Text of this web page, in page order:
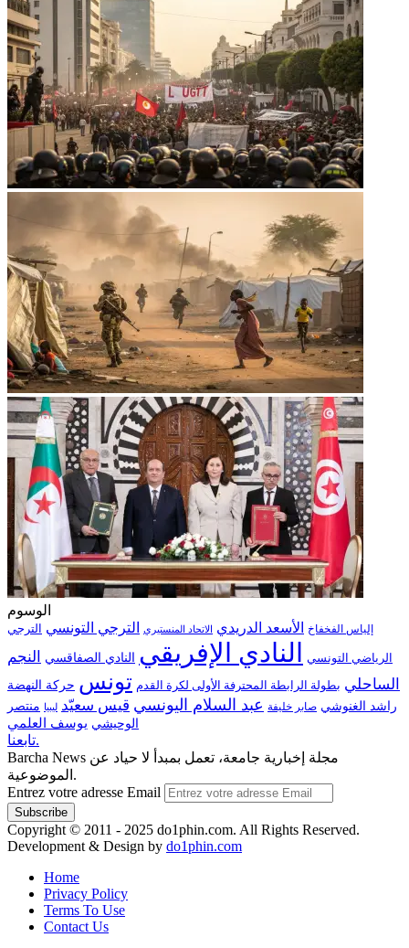
الوسوم
إلياس الفخفاخ الأسعد الدريدي الاتحاد المنستيري الترجي التونسي الترجي
الرياضي التونسي النادي الإفريقي النادي الصفاقسي
النجم
الساحلي بطولة الرابطة المحترفة الأولى لكرة القدم تونس حركة النهضة
راشد الغنوشي صابر خليفة عبد السلام اليونسي قيس سعيّد ليبيا
منتصر
الوحيشي يوسف العلمي
تابعنا.
Barcha News مجلة إخبارية جامعة، تعمل بمبدأ لا حياد عن
الموضوعية.
Entrez votre adresse Email
Copyright © 2011 - 2025 do1phin.com. All Rights Reserved.
Development & Design by do1phin.com
Home
Privacy Policy
Terms To Use
Contact Us